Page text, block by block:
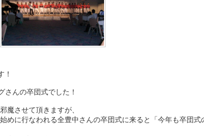
！
さんの卒団式でした！
魔させて頂きますが、
めに行なわれる全豊中さんの卒団式に来ると「今年も卒団式